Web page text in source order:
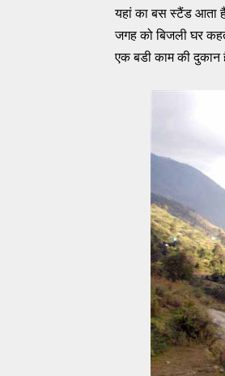
यहां का बस स्टैंड आता
जगह को बिजली घर
एक बडी काम की